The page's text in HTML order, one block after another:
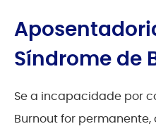
Síndrome de
Se a incapacidade por
Burnout for